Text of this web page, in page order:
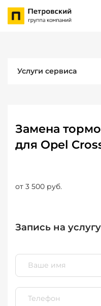
Услуги сервиса
Замена
для Opel
от 3 500 руб.
Запись на услугу